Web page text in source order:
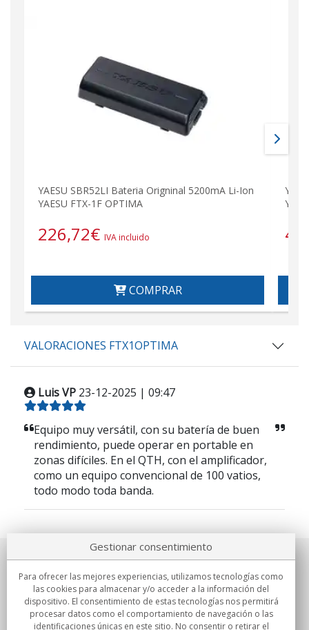
YAESU SBR52LI Bateria Origninal 5200mA Li-Ion
YAESU FTX-1F OPTIMA
226,72€ IVA incluido
COMPRAR
VALORACIONES FTX1OPTIMA
Luis VP 23-12-2025 | 09:47
Equipo muy versátil, con su batería de buen
rendimiento, puede operar en portable en
zonas difíciles. En el QTH, con el amplificador,
como un equipo convencional de 100 vatios,
todo modo toda banda.
Sobre nosotros
Compromisos
Gestionar consentimiento
Para ofrecer las mejores experiencias, utilizamos tecnologías como
las cookies para almacenar y/o acceder a la información del
dispositivo. El consentimiento de estas tecnologías nos permitirá
procesar datos como el comportamiento de navegación o las
identificaciones únicas en este sitio. No consentir o retirar el